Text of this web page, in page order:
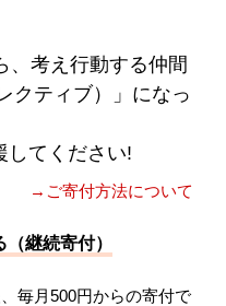
、考え行動する仲間
クティブ）」になっ
してください!
→ご寄付方法について
継続寄付）
毎月500円からの寄付で